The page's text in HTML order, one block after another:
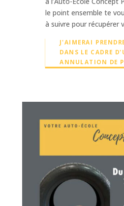
le point ensemble te
à suivre pour récupérer
J'AIMERAI
DANS LE CADRE
ANNULATION DE